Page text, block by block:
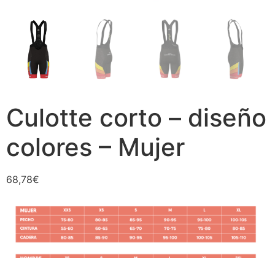
Culotte corto – diseño
colores – Mujer
68,78€